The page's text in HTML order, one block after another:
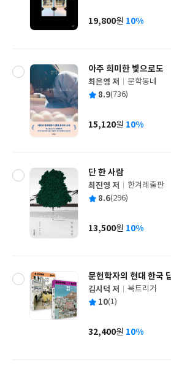
사
가
19,800원 10%
아주 희미한 빛으로도
글
쓴
최은영 저
출
사
문학동네
평 8.9(736)
가
15,120원 10%
단 한 사람
글
쓴
최진영 저
출
사
한겨레출판
평 8.6(296)
가
13,500원 10%
문헌학자의 현대 한국
글
쓴
김시덕 저
출
사
북트리거
평 10(1)
가
32,400원 10%